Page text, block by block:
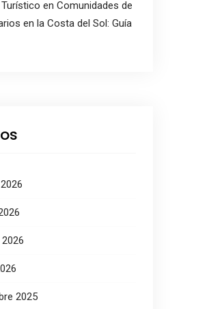
en Comunidades de
en la Costa del Sol: Guía
2025